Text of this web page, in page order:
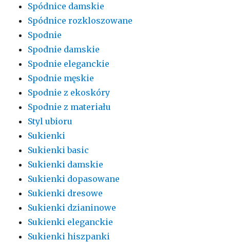
Spódnice damskie
Spódnice rozkloszowane
Spodnie
Spodnie damskie
Spodnie eleganckie
Spodnie męskie
Spodnie z ekoskóry
Spodnie z materiału
Styl ubioru
Sukienki
Sukienki basic
Sukienki damskie
Sukienki dopasowane
Sukienki dresowe
Sukienki dzianinowe
Sukienki eleganckie
Sukienki hiszpanki